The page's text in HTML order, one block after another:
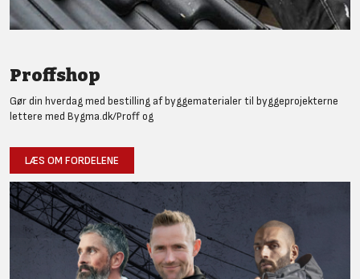
Proffshop
Gør din hverdag med bestilling af byggematerialer til byggeprojekterne
lettere med Bygma.dk/Proff og
LÆS OM FORDELENE